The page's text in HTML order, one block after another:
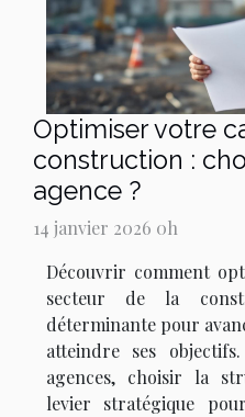
Optimiser votre
construction :
agence ?
14 janvier 2026 0h
Découvrir comment
secteur de la
déterminante pour
atteindre ses
agences, choisir la
levier stratégique